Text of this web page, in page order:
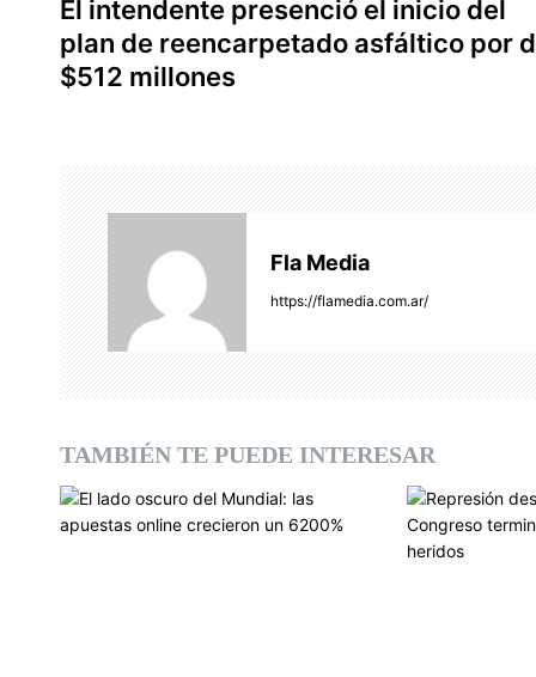
a
v
e
e
El intendente presenció el inicio del
plan de reencarpetado asfáltico por
$512 millones
Fla Media
https://flamedia.com.ar/
TAMBIÉN TE PUEDE INTERESAR